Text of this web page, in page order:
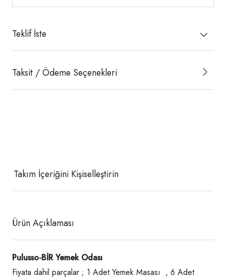
Teklif İste
Taksit / Ödeme Seçenekleri
Takım İçeriğini Kişiselleştirin
Ürün Açıklaması
Pulusso-BİR Yemek Odası
Fiyata dahil parçalar ; 1 Adet Yemek Masası , 6 Adet